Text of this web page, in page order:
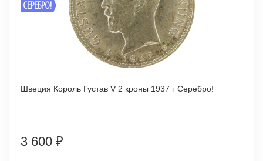
СЕРЕБРО!
Швеция Король Густав V 2 кроны 1937 г Серебро!
3 600 ₽